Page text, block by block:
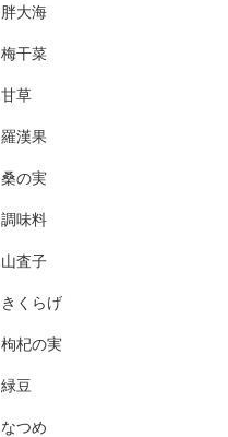
胖大海
梅干菜
甘草
羅漢果
桑の実
調味料
山査子
きくらげ
枸杞の実
緑豆
なつめ